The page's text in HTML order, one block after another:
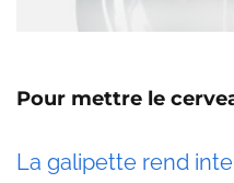
Pour mettre le
La galipette rend